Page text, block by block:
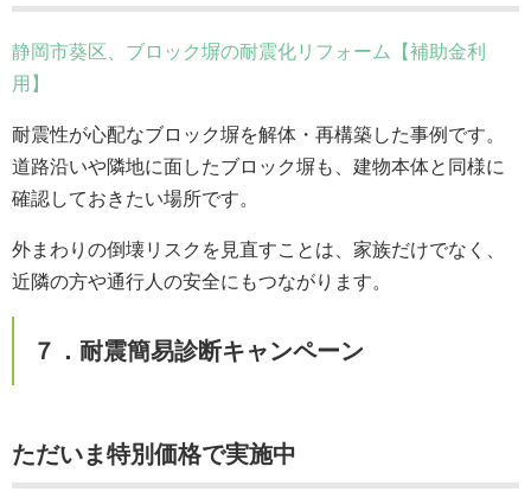
静岡市葵区、ブロック塀の耐震化リフォーム【補助金利
用】
耐震性が心配なブロック塀を解体・再構築した事例です。
道路沿いや隣地に面したブロック塀も、建物本体と同様に
確認しておきたい場所です。
外まわりの倒壊リスクを見直すことは、家族だけでなく、
近隣の方や通行人の安全にもつながります。
７．耐震簡易診断キャンペーン
ただいま特別価格で実施中